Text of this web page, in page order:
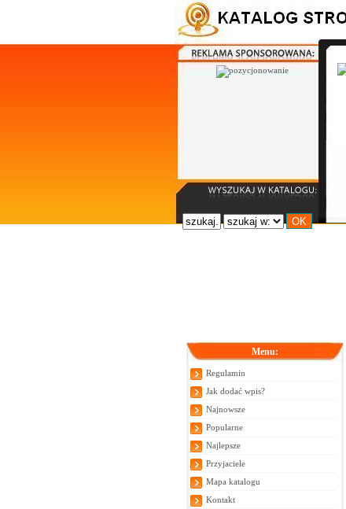
Menu:
Regulamin
Jak dodać wpis?
Najnowsze
Popularne
Najlepsze
Przyjaciele
Mapa katalogu
Kontakt